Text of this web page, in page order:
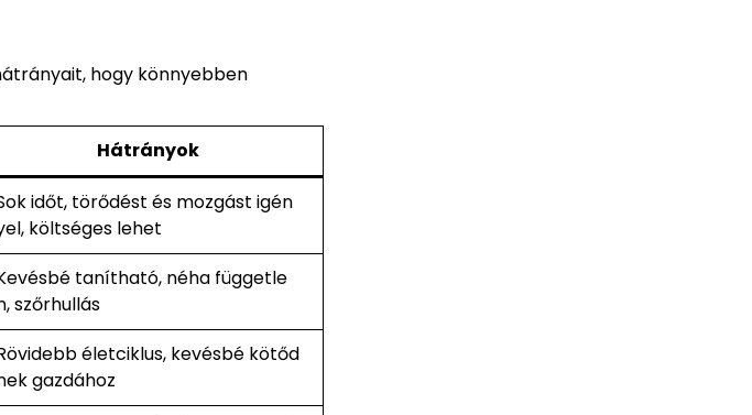
hogy könnyebben
Hátrányok
időt, törődést és mozgást igén
költséges lehet
tanítható, néha függetle
szőrhullás
életciklus, kevésbé kötőd
gazdához